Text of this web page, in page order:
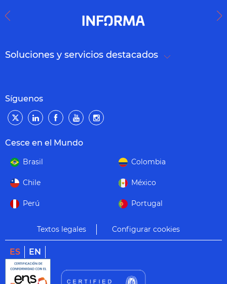
Soluciones y servicios destacados
Síguenos
Cesce en el Mundo
Brasil Colombia
Chile México
Perú Portugal
Textos legales Configurar cookies
ES EN